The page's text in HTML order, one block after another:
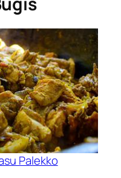
Palekko